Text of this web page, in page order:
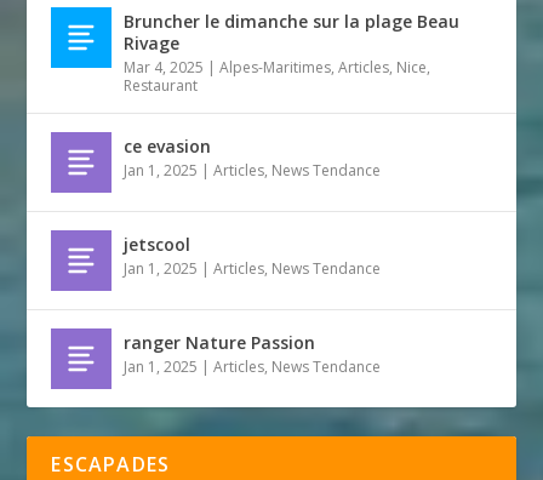
Bruncher le dimanche sur la plage Beau
Rivage
Mar 4, 2025 |Alpes-Maritimes,Articles, Nice,
Restaurant
ce evasion
Jan 1, 2025 |Articles, News Tendance
jetscool
Jan 1, 2025 |Articles, News Tendance
ranger Nature Passion
Jan 1, 2025 |Articles, News Tendance
ESCAPADES